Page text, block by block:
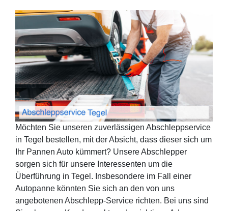
Möchten Sie unseren zuverlässigen Abschleppservice
in Tegel bestellen, mit der Absicht, dass dieser sich um
Ihr Pannen Auto kümmert? Unsere Abschlepper
sorgen sich für unsere Interessenten um die
Überführung in Tegel. Insbesondere im Fall einer
Autopanne könnten Sie sich an den von uns
angebotenen Abschlepp-Service richten. Bei uns sind